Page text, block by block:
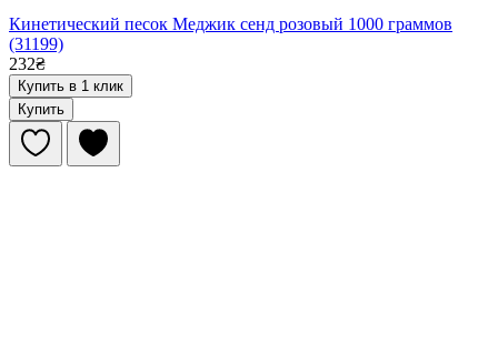
Кинетический песок Меджик сенд розовый 1000 граммов
(31199)
232₴
Купить в 1 клик
Купить